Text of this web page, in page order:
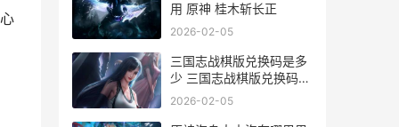
用 原神 桂木斩长正
2026-02-05
三国志战棋版兑换码是多
少 三国志战棋版兑换码在
哪输入
2026-02-05